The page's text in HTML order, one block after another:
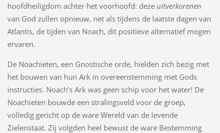
hoofdheiligdom achter het voorhoofd: deze uitverkorenen
van God zullen opnieuw, net als tijdens de laatste dagen van
Atlantis, de tijden van Noach, dit positieve alternatief mogen
ervaren.
De Noachieten, een Gnostische orde, hielden zich bezig met
het bouwen van hun Ark in overeenstemming met Gods
instructies. Noach’s Ark was geen schip voor het water! De
Noachieten bouwde een stralingsveld voor de groep,
volledig gericht op de ware Wereld van de levende
Zielenstaat. Zij volgden heel bewust de ware Bestemming